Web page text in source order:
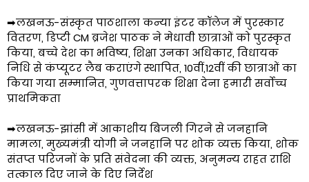
➡लखनऊ-संस्कृत पाठशाला कन्या इंटर कॉलेज में पुरस्कार
वितरण, डिप्टी CM ब्रजेश पाठक ने मेधावी छात्राओं को पुरस्कृत
किया, बच्चे देश का भविष्य, शिक्षा उनका अधिकार, विधायक
निधि से कंप्यूटर लैब कराएंगे स्थापित, 10वीं,12वीं की छात्राओं का
किया गया सम्मानित, गुणवत्तापरक शिक्षा देना हमारी सर्वोच्च
प्राथमिकता
➡लखनऊ-झांसी में आकाशीय बिजली गिरने से जनहानि
मामला, मुख्यमंत्री योगी ने जनहानि पर शोक व्यक्त किया, शोक
संतप्त परिजनों के प्रति संवेदना की व्यक्त, अनुमन्य राहत राशि
तत्काल दिए जाने के दिए निर्देश